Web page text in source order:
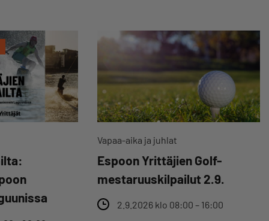
Vapaa-aika ja juhlat
Espoon Yrittäjien Golf-
mestaruuskilpailut 2.9.
2.9.2026 klo 08:00 – 16:00